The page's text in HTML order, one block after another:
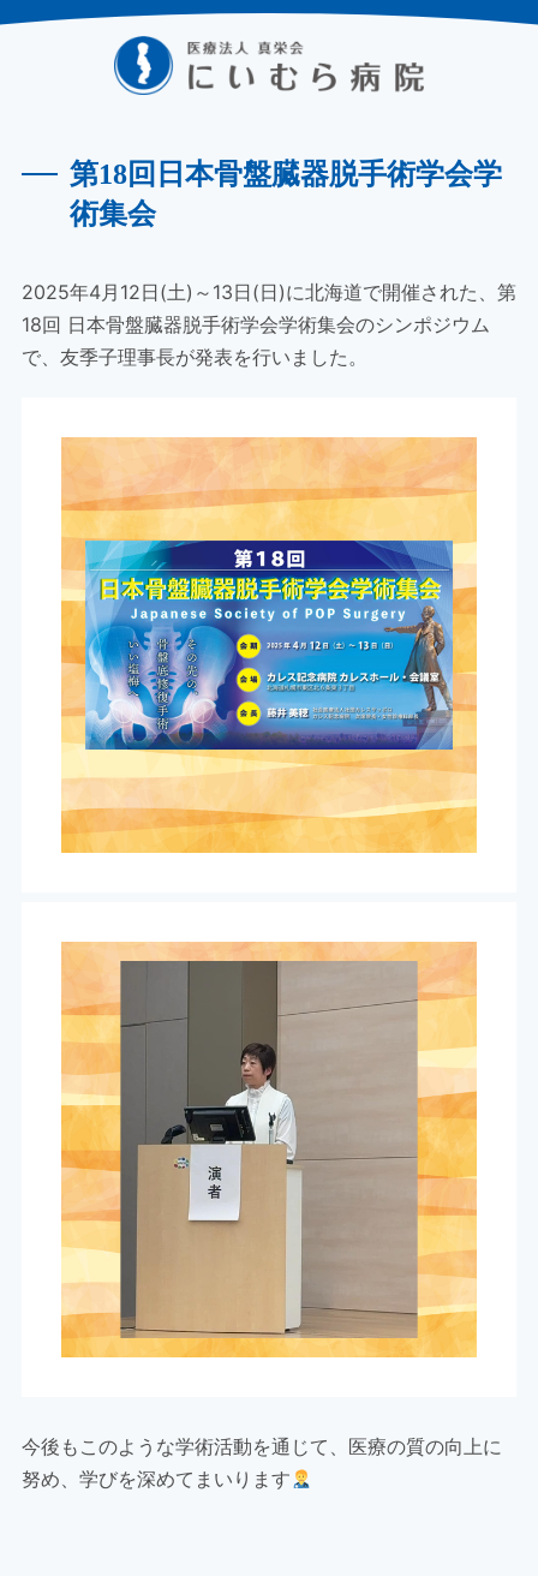
第18回日本骨盤臓器脱手術学会学
術集会
2025年4月12日(土)～13日(日)に北海道で開催された、第
18回 日本骨盤臓器脱手術学会学術集会のシンポジウム
で、友季子理事長が発表を行いました。
今後もこのような学術活動を通じて、医療の質の向上に
努め、学びを深めてまいります